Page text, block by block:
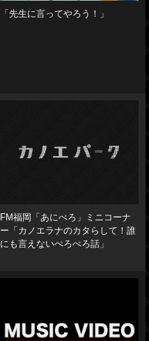
「先生に言ってやろう！」
FM福岡「あにぺろ」ミニコーナ
ー「カノエラナのカタらして！誰
にも言えないぺろぺろ話」